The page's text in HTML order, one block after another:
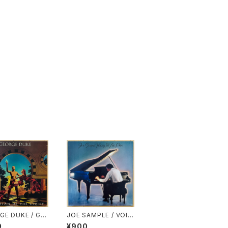
DUKE / GU
OF THE LIG
JOE SAMPLE / VOIC
ES IN THE RAIN